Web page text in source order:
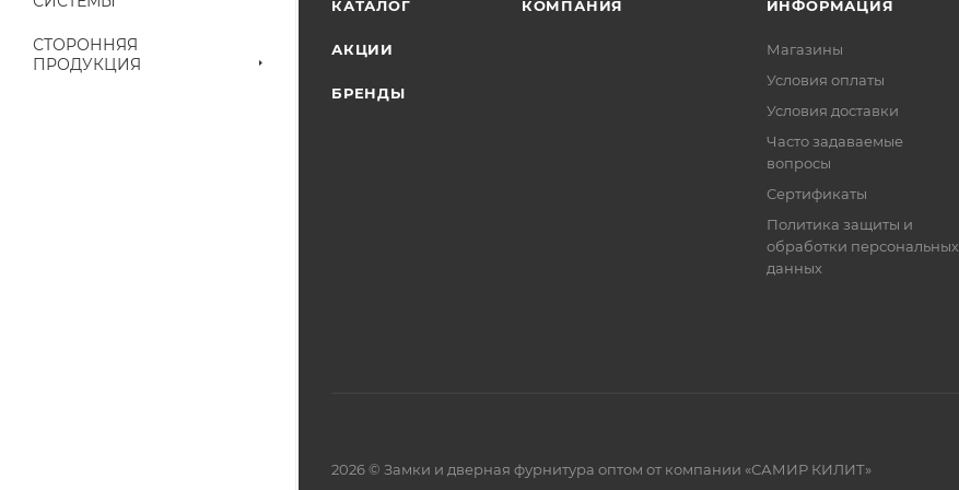
СТОРОННЯЯ
ПРОДУКЦИЯ
КАТАЛОГ
АКЦИИ
БРЕНДЫ
КОМПАНИЯ ИНФОРМАЦИЯ
Магазины
Условия оплаты
Условия доставки
Часто задаваемые
вопросы
Сертификаты
Политика защиты и
обработки персональных
данных
2026 © Замки и дверная фурнитура оптом от компании «САМИР КИЛИТ»